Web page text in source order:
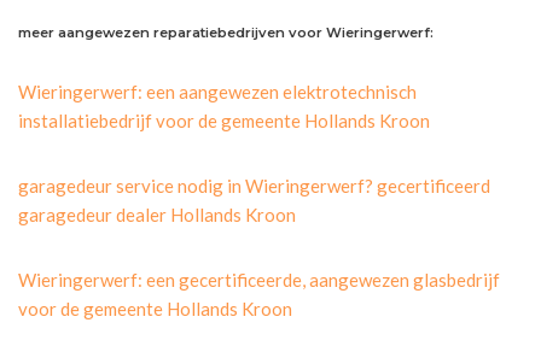
meer aangewezen reparatiebedrijven voor Wieringerwerf:
Wieringerwerf: een aangewezen elektrotechnisch
installatiebedrijf voor de gemeente Hollands Kroon
garagedeur service nodig in Wieringerwerf? gecertificeerd
garagedeur dealer Hollands Kroon
Wieringerwerf: een gecertificeerde, aangewezen glasbedrijf
voor de gemeente Hollands Kroon